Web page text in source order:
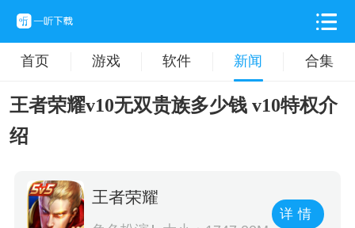
首页 游戏 软件 新闻 合集
王者荣耀v10无双贵族多少钱 v10特权介
绍
王者荣耀
详情